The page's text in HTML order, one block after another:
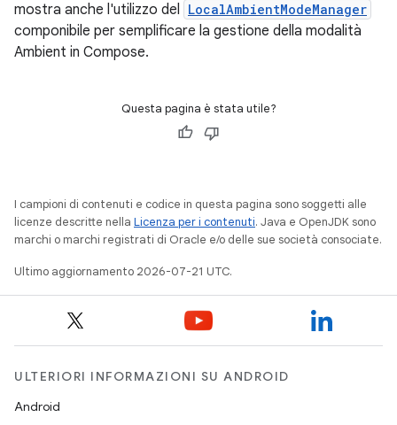
mostra anche l'utilizzo del LocalAmbientModeManager
componibile per semplificare la gestione della modalità
Ambient in Compose.
Questa pagina è stata utile?
I campioni di contenuti e codice in questa pagina sono soggetti alle
licenze descritte nella Licenza per i contenuti. Java e OpenJDK sono
marchi o marchi registrati di Oracle e/o delle sue società consociate.
Ultimo aggiornamento 2026-07-21 UTC.
ULTERIORI INFORMAZIONI SU ANDROID
Android